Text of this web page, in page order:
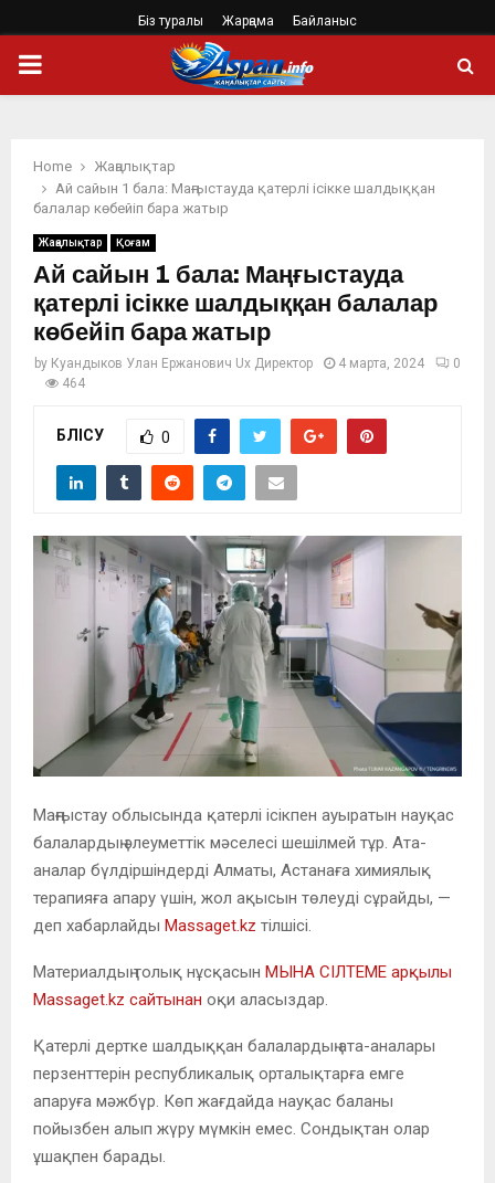
Біз туралы Жарңама Байланыс
PRIMARY
Home
Жаңалықтар
Ай сайын 1 бала: Маңғыстауда қатерлі ісікке шалдыққан
балалар көбейіп бара жатыр
Жаңалықтар Қоғам
Ай сайын 1 бала: Маңғыстауда
қатерлі ісікке шалдыққан балалар
көбейіп бара жатыр
by Куандыков Улан Ержанович Ux Директор 4 марта, 2024
0
464
БӨЛІСУ 0
Маңғыстау облысында қатерлі ісікпен ауыратын науқас
балалардың әлеуметтік мәселесі шешілмей тұр. Ата-
аналар бүлдіршіндерді Алматы, Астанаға химиялық
терапияға апару үшін, жол ақысын төлеуді сұрайды, —
деп хабарлайды Massaget.kz тілшісі.
Материалдың толық нұсқасын МЫНА СІЛТЕМЕ арқылы
Massaget.kz сайтынан оқи аласыздар.
Қатерлі дертке шалдыққан балалардың ата-аналары
перзенттерін республикалық орталықтарға емге
апаруға мәжбүр. Көп жағдайда науқас баланы
пойызбен алып жүру мүмкін емес. Сондықтан олар
ұшақпен барады.